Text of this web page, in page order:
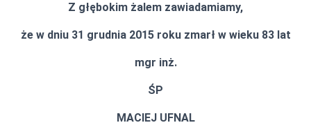
J
Z głębokim żalem zawiadamiamy,
że w dniu 31 grudnia 2015 roku zmarł w wieku 83 lat
mgr inż.
ŚP
MACIEJ UFNAL